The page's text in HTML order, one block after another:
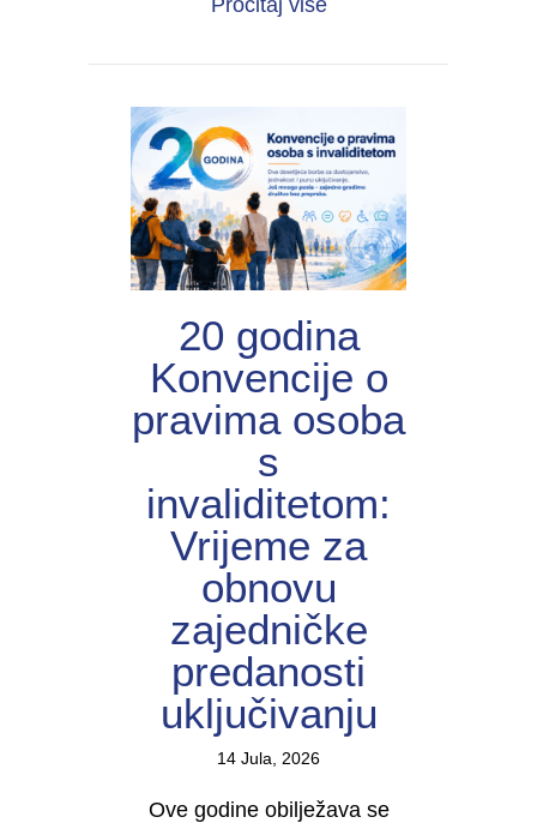
20 godina
Konvencije o
pravima osoba
s
invaliditetom:
Vrijeme za
obnovu
zajedničke
predanosti
uključivanju
14 Jula, 2026
Ove godine obilježava se